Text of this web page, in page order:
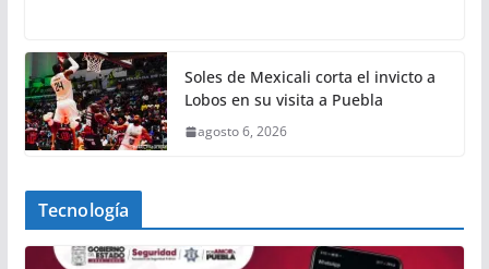
Soles de Mexicali corta el invicto a
Lobos en su visita a Puebla
agosto 6, 2026
Tecnología